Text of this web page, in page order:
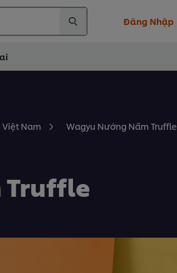
Đăng Nhập
Nam Wagyu Nướng Nấm Truffle
Truffle